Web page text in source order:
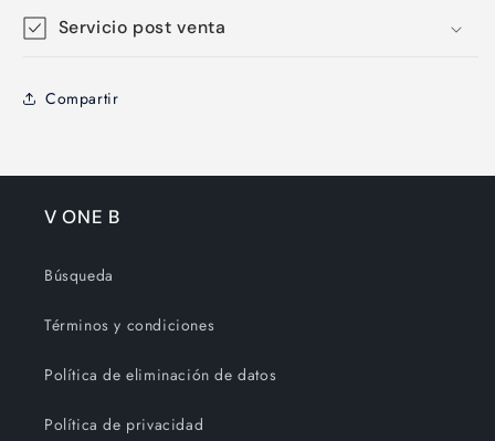
Servicio post venta
Compartir
V ONE B
Búsqueda
Términos y condiciones
Política de eliminación de datos
Política de privacidad